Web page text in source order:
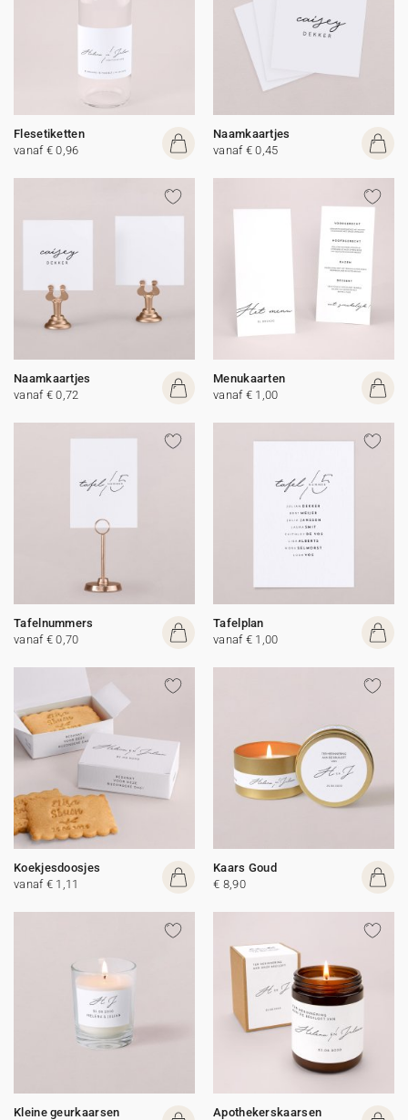
Flesetiketten
vanaf € 0,96
Naamkaartjes
vanaf € 0,45
Naamkaartjes
vanaf € 0,72
Menukaarten
vanaf € 1,00
Tafelnummers
vanaf € 0,70
Tafelplan
vanaf € 1,00
Koekjesdoosjes
vanaf € 1,11
Kaars Goud
€ 8,90
Kleine geurkaarsen
Apothekerskaarsen